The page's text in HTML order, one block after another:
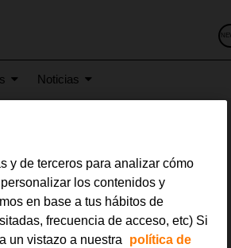
Noticias
Orange
y de terceros para analizar cómo
los contenidos y
en base a tus hábitos de
frecuencia de acceso, etc) Si
un vistazo a nuestra
política de